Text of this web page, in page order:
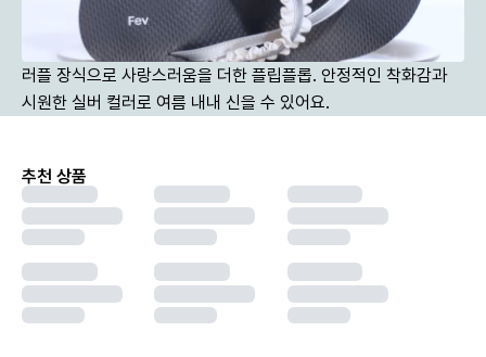
러플 장식으로 사랑스러움을 더한 플립플롭. 안정적인 착화감과
시원한 실버 컬러로 여름 내내 신을 수 있어요.
추천 상품